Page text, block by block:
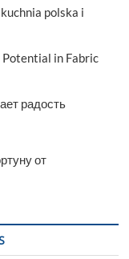
polska i
in Fabric
радость
от